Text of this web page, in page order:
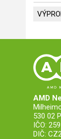
AMD
530 02
IČO:
DIČ: